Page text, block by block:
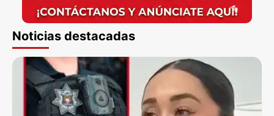
Noticias destacadas